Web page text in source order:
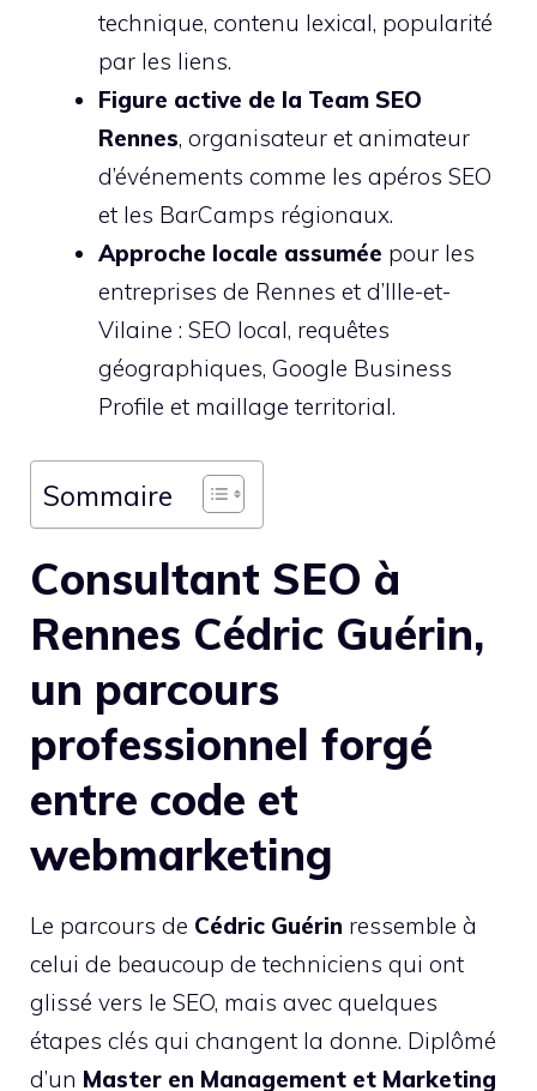
technique, contenu lexical, popularité
par les liens.
Figure active de la Team SEO
Rennes, organisateur et animateur
d’événements comme les apéros SEO
et les BarCamps régionaux.
Approche locale assumée pour les
entreprises de Rennes et d’Ille-et-
Vilaine : SEO local, requêtes
géographiques, Google Business
Profile et maillage territorial.
Sommaire
Consultant SEO à
Rennes Cédric Guérin,
un parcours
professionnel forgé
entre code et
webmarketing
Le parcours de Cédric Guérin ressemble à
celui de beaucoup de techniciens qui ont
glissé vers le SEO, mais avec quelques
étapes clés qui changent la donne. Diplômé
d’un Master en Management et Marketing